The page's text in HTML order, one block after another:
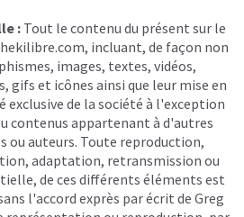
: Tout le contenu du présent sur le
, incluant, de façon non
images, textes, vidéos,
gifs et icônes ainsi que leur mise en
de la société à l'exception
contenus appartenant à d'autres
ou auteurs. Toute reproduction,
adaptation, retransmission ou
de ces différents éléments est
l'accord exprès par écrit de Greg